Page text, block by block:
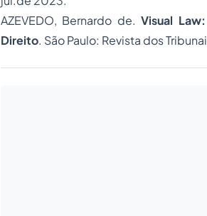
AZEVEDO, Bernardo de.Visual
Direito. São Paulo: Revista dos